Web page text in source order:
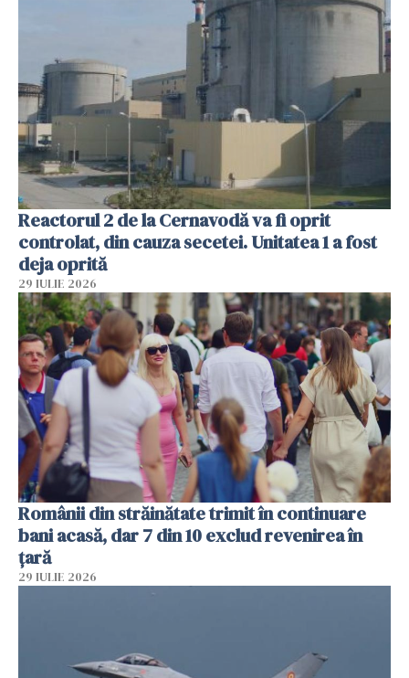
Reactorul 2 de la Cernavodă va fi oprit
controlat, din cauza secetei. Unitatea 1 a fost
deja oprită
29 IULIE 2026
Românii din străinătate trimit în continuare
bani acasă, dar 7 din 10 exclud revenirea în
țară
29 IULIE 2026